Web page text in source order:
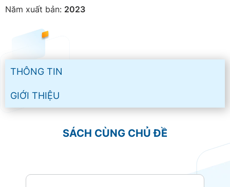
Năm xuất bản: 2023
THÔNG TIN
GIỚI THIỆU
SÁCH CÙNG CHỦ ĐỀ